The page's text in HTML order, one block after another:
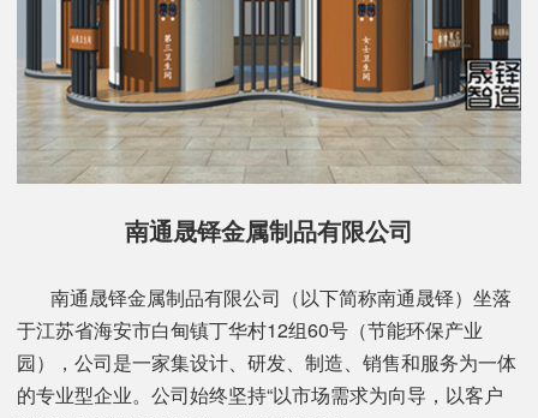
南通晟铎金属制品有限公司
南通晟铎金属制品有限公司（以下简称南通晟铎）坐落
于江苏省海安市白甸镇丁华村12组60号（节能环保产业
园），公司是一家集设计、研发、制造、销售和服务为一体
的专业型企业。公司始终坚持“以市场需求为向导，以客户